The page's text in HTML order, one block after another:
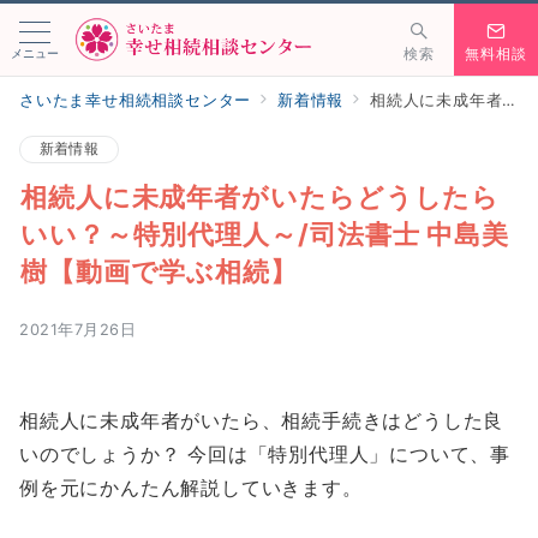
メニュー 検索 無料相談
さいたま幸せ相続相談センター 新着情報 相続人に未成年者がいたらどうしたらいい？～特別代理人～/司法書士 中島美樹【動画で学ぶ相続】
新着情報
相続人に未成年者がいたらどうしたら
いい？～特別代理人～/司法書士 中島美
樹【動画で学ぶ相続】
2021年7月26日
相続人に未成年者がいたら、相続手続きはどうした良
いのでしょうか？ 今回は「特別代理人」について、事
例を元にかんたん解説していきます。